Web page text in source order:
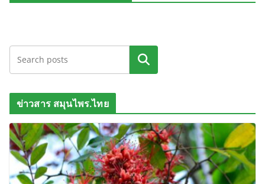
ค้นหา
ข่าวสาร สมุนไพร.ไทย